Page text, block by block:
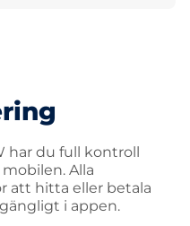
har du full kontroll
Alla
att hitta eller betala
i appen.